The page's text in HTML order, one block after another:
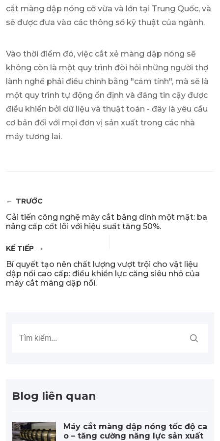
cắt màng dập nóng cỡ vừa và lớn tại Trung Quốc, và
sẽ được đưa vào các thông số kỹ thuật của ngành.
Vào thời điểm đó, việc cắt xẻ màng dập nóng sẽ
không còn là một quy trình đòi hỏi những người thợ
lành nghề phải điều chỉnh bằng "cảm tính", mà sẽ là
một quy trình tự động ổn định và đáng tin cậy được
điều khiển bởi dữ liệu và thuật toán - đây là yêu cầu
cơ bản đối với mọi đơn vị sản xuất trong các nhà
máy tương lai.
TRƯỚC
Cải tiến công nghệ máy cắt băng dính một mặt: ba
nâng cấp cốt lõi với hiệu suất tăng 50%.
KẾ TIẾP
Bí quyết tạo nên chất lượng vượt trội cho vật liệu
dập nổi cao cấp: điều khiển lực căng siêu nhỏ của
máy cắt màng dập nổi.
Blog liên quan
Máy cắt màng dập nóng tốc độ ca
o – tăng cường năng lực sản xuất